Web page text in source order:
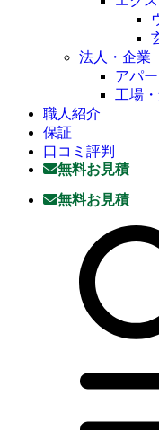
法人・企業
アパ
工場
職人紹介
保証
口コミ評判
無料お見積
無料お見積